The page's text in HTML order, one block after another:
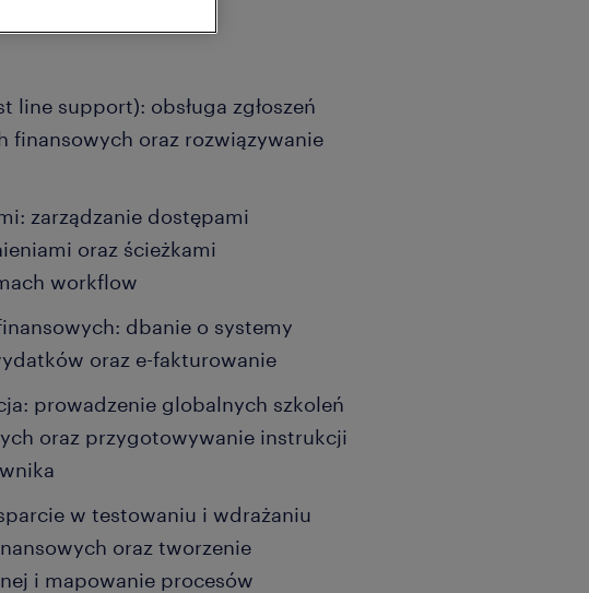
line support): obsługa zgłoszeń
finansowych oraz rozwiązywanie
zarządzanie dostępami
oraz ścieżkami
workflow
dbanie o systemy
oraz e-fakturowanie
prowadzenie globalnych szkoleń
oraz przygotowywanie instrukcji
w testowaniu i wdrażaniu
oraz tworzenie
i mapowanie procesów